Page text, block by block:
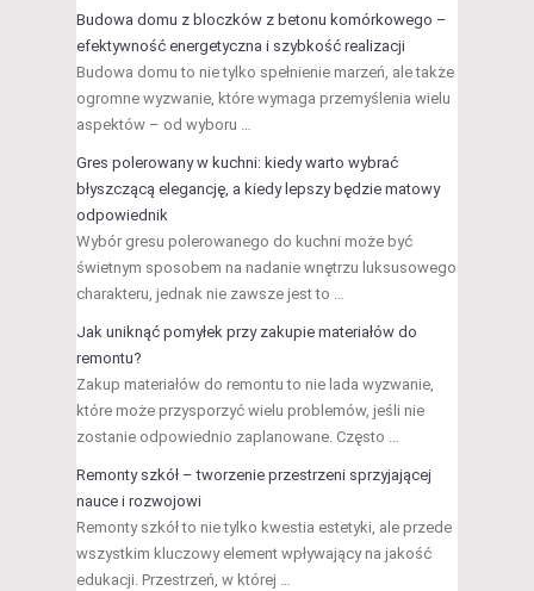
Budowa domu z bloczków z betonu komórkowego –
efektywność energetyczna i szybkość realizacji
Budowa domu to nie tylko spełnienie marzeń, ale także
ogromne wyzwanie, które wymaga przemyślenia wielu
aspektów – od wyboru …
Gres polerowany w kuchni: kiedy warto wybrać
błyszczącą elegancję, a kiedy lepszy będzie matowy
odpowiednik
Wybór gresu polerowanego do kuchni może być
świetnym sposobem na nadanie wnętrzu luksusowego
charakteru, jednak nie zawsze jest to …
Jak uniknąć pomyłek przy zakupie materiałów do
remontu?
Zakup materiałów do remontu to nie lada wyzwanie,
które może przysporzyć wielu problemów, jeśli nie
zostanie odpowiednio zaplanowane. Często …
Remonty szkół – tworzenie przestrzeni sprzyjającej
nauce i rozwojowi
Remonty szkół to nie tylko kwestia estetyki, ale przede
wszystkim kluczowy element wpływający na jakość
edukacji. Przestrzeń, w której …